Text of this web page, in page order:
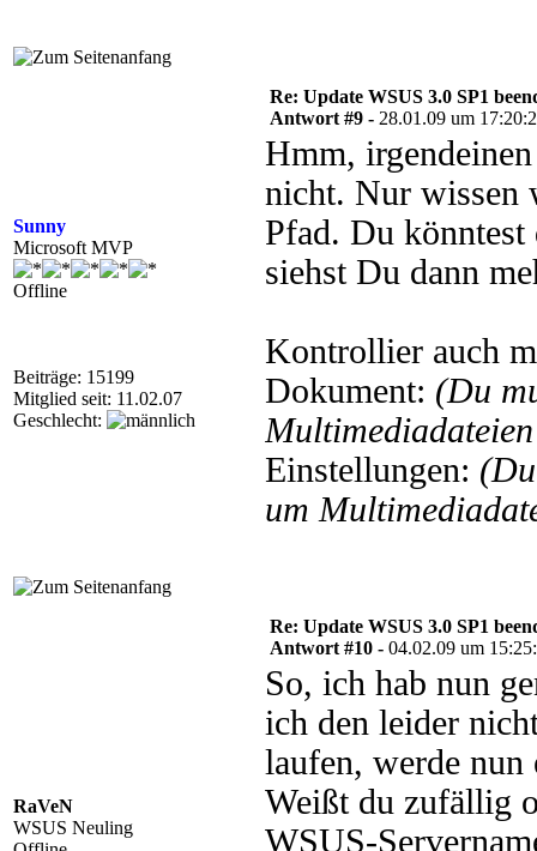
Sunny
Microsoft MVP
Offline
Beiträge: 15199
Mitglied seit: 11.02.07
Geschlecht:
Re: Update WSUS 3.0 SP1
Antwort #9 - 28.01.09 um
Hmm,
nicht. Nur wissen
Pfad. Du
siehst Du dann
Kontrollier auch
Dokument: (Du
Einstellungen:
um
RaVeN
WSUS Neuling
Re: Update WSUS 3.0 SP1
Antwort #10 - 04.02.09 um
So, ich hab nun
ich den leider
laufen, werde nun
Weißt du zufällig
WSUS-